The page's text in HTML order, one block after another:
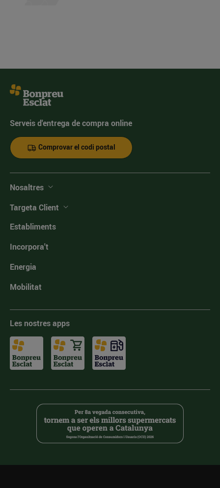
Serveis d'entrega de compra online
Comprovar el codi postal
Nosaltres
Targeta Client
Establiments
Incorpora't
Energia
Mobilitat
Les nostres apps